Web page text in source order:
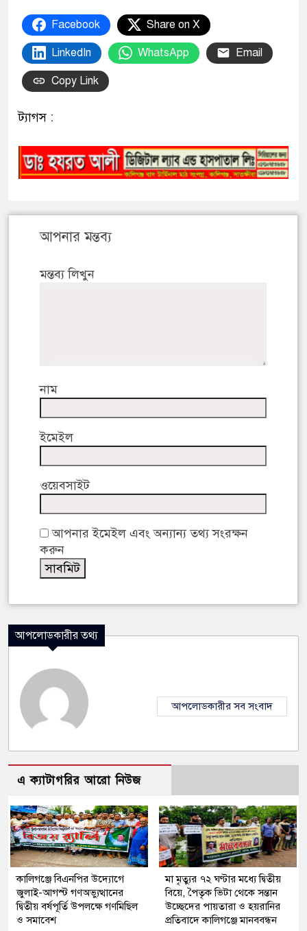
Facebook Share on X
LinkedIn WhatsApp Email
Copy Link
ট্যাগস :
আপনার মন্তব্য
মন্তব্য লিখুন
নাম
ইমেইল
ওয়েবসাইট
আপনার ইমেইল এবং অন্যান্য তথ্য সংরক্ষন
করুন
আপলোডকারীর তথ্য
আপলোডকারীর সব সংবাদ
এ ক্যাটাগরির আরো নিউজ
কালিগঞ্জে বিএনপির উদ্যোগে
জুলাই-আগস্ট গণঅভ্যুত্থানের
দ্বিতীয় বর্ষপূর্তি উপলক্ষে গণমিছিল
ও সমাবেশ
মা মৃত্যুর ৭২ ঘণ্টার মধ্যে দ্বিতীয়
বিয়ে, পৈতৃক ভিটা থেকে সন্তান
উচ্ছেদের পায়তারা ও হয়রানির
প্রতিবাদে কালিগঞ্জে মানববন্ধন